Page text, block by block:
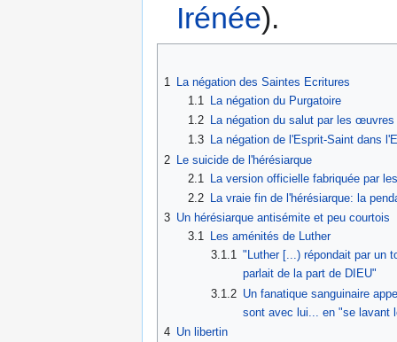
Irénée).
1
La négation des Saintes Ecritures
1.1
La négation du Purgatoire
1.2
La négation du salut par les
1.3
La négation de l'Esprit-Saint dans
2 Le suicide de l'hérésiarque
2.1
La version officielle fabriquée par
2.2
La vraie fin de l'hérésiarque: la
3 Un hérésiarque antisémite et peu courtois
3.1
Les aménités de Luther
3.1.1 "Luther [...) répondait par un
parlait de la part de DIEU"
3.1.2 Un fanatique sanguinaire
sont avec lui... en "se lavant
4 Un libertin